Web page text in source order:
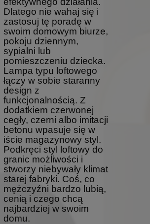
Dlatego nie wahaj się i
zastosuj tę poradę w
swoim domowym biurze,
pokoju dziennym,
sypialni lub
pomieszczeniu dziecka.
Lampa typu loftowego
łączy w sobie staranny
design z
funkcjonalnością. Z
dodatkiem czerwonej
cegły, czerni albo imitacji
betonu wpasuje się w
iście magazynowy styl.
Podkręci styl loftowy do
granic możliwości i
stworzy niebywały klimat
starej fabryki. Coś, co
mężczyźni bardzo lubią,
cenią i czego chcą
najbardziej w swoim
domu.